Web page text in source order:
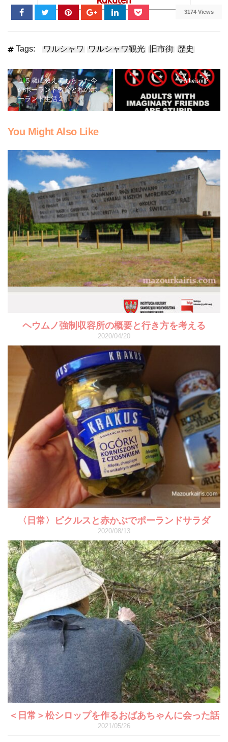
3174 Views
Tags: ワルシャワ ワルシャワ観光 旧市街 歴史
１５歳に教えてもらった今
のポーランド教育と私のポ
ーランド生活２
Atheism？
You Might Also Like
ヘウムノ強制収容所の概要と行き方を考える
2020/04/20
〈日常〉ピクルスと赤かぶでポーランドサラダ
2020/08/13
＜日常＞松シロップを作るおばあちゃんに会った話
2021/05/26